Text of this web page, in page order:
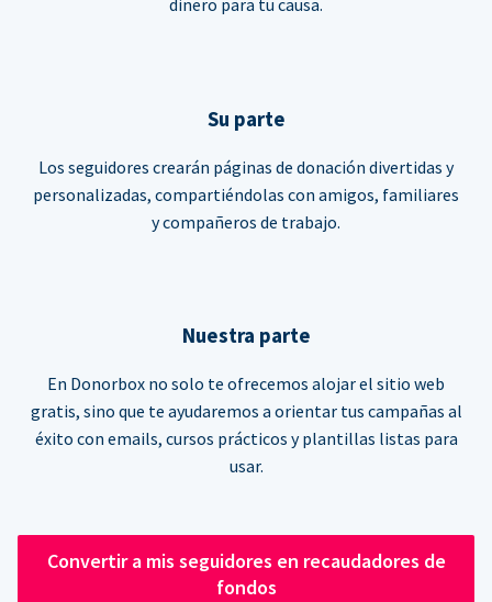
dinero para tu causa.
Su parte
Los seguidores crearán páginas de donación divertidas y
personalizadas, compartiéndolas con amigos, familiares
y compañeros de trabajo.
Nuestra parte
En Donorbox no solo te ofrecemos alojar el sitio web
gratis, sino que te ayudaremos a orientar tus campañas al
éxito con emails, cursos prácticos y plantillas listas para
usar.
Convertir a mis seguidores en recaudadores de
fondos